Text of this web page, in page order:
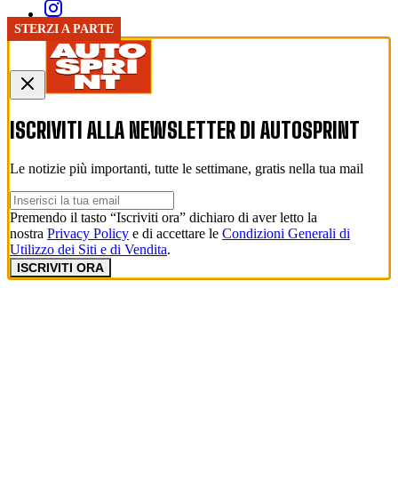
STERZI A PARTE
ISCRIVITI ALLA NEWSLETTER DI AUTOSPRINT
Le notizie più importanti, tutte le settimane, gratis nella tua mail
Premendo il tasto “Iscriviti ora” dichiaro di aver letto la
nostra Privacy Policy e di accettare le Condizioni Generali di
Utilizzo dei Siti e di Vendita.
ISCRIVITI ORA